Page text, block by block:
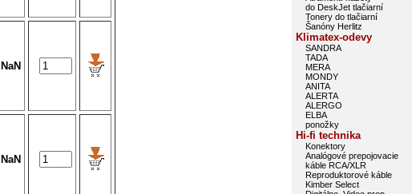
NaN
NaN
do DeskJet tlačiarní
Tonery do tlačiarní
Šanóny Herlitz
Klimatex-odevy
SANDRA
TADA
MERA
MONDY
ANITA
ALERTA
ALERGO
ELBA
ponožky
Hi-fi technika
Konektory
Analógové prepojovacie
káble RCA/XLR
Reproduktorové káble
Kimber Select